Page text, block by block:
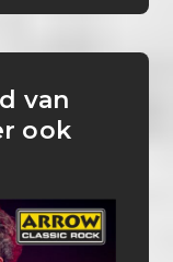
van
ook